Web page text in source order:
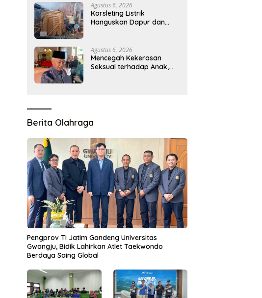
Agustus 6, 2026
Korsleting Listrik
Hanguskan Dapur dan
Agustus 6, 2026
Mencegah Kekerasan
Seksual terhadap Anak,
Berita Olahraga
Pengprov TI Jatim Gandeng Universitas
Gwangju, Bidik Lahirkan Atlet Taekwondo
Berdaya Saing Global